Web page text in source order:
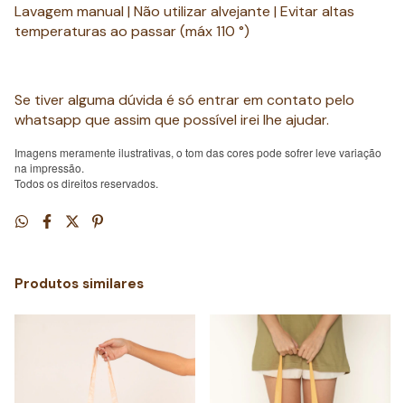
Lavagem manual | Não utilizar alvejante | Evitar altas
temperaturas ao passar (máx 110 °)
Se tiver alguma dúvida é só entrar em contato pelo
whatsapp que assim que possível irei lhe ajudar.
Imagens meramente ilustrativas, o tom das cores pode sofrer leve variação
na impressão.
Todos os direitos reservados.
Produtos similares